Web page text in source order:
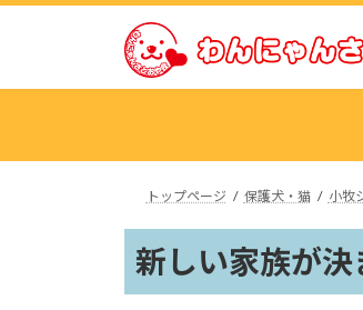
トップページ 保護犬・猫 小牧
新しい家族が決